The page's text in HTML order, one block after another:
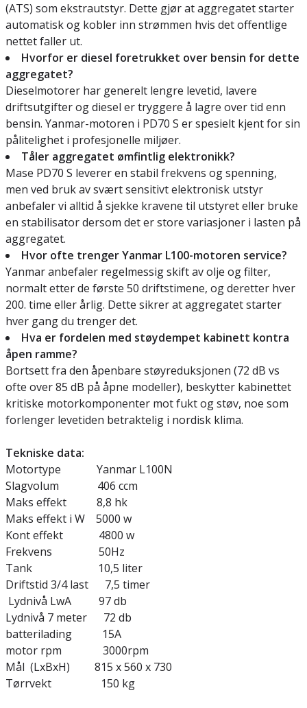
(ATS) som ekstrautstyr. Dette gjør at aggregatet starter
automatisk og kobler inn strømmen hvis det offentlige
nettet faller ut.
Hvorfor er diesel foretrukket over bensin for dette
aggregatet?
Dieselmotorer har generelt lengre levetid, lavere
driftsutgifter og diesel er tryggere å lagre over tid enn
bensin. Yanmar-motoren i PD70 S er spesielt kjent for sin
pålitelighet i profesjonelle miljøer.
Tåler aggregatet ømfintlig elektronikk?
Mase PD70 S leverer en stabil frekvens og spenning,
men ved bruk av svært sensitivt elektronisk utstyr
anbefaler vi alltid å sjekke kravene til utstyret eller bruke
en stabilisator dersom det er store variasjoner i lasten på
aggregatet.
Hvor ofte trenger Yanmar L100-motoren service?
Yanmar anbefaler regelmessig skift av olje og filter,
normalt etter de første 50 driftstimene, og deretter hver
200. time eller årlig. Dette sikrer at aggregatet starter
hver gang du trenger det.
Hva er fordelen med støydempet kabinett kontra
åpen ramme?
Bortsett fra den åpenbare støyreduksjonen (72 dB vs
ofte over 85 dB på åpne modeller), beskytter kabinettet
kritiske motorkomponenter mot fukt og støv, noe som
forlenger levetiden betraktelig i nordisk klima.
Tekniske data:
Motortype Yanmar L100N
Slagvolum 406 ccm
Maks effekt 8,8 hk
Maks effekt i W 5000 w
Kont effekt 4800 w
Frekvens 50Hz
Tank 10,5 liter
Driftstid 3/4 last 7,5 timer
Lydnivå LwA 97 db
Lydnivå 7 meter 72 db
batterilading 15A
motor rpm 3000rpm
Mål (LxBxH) 815 x 560 x 730
Tørrvekt 150 kg